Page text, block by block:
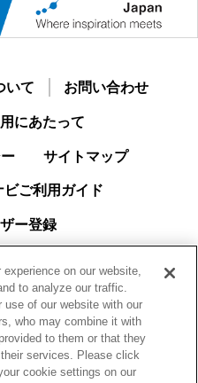
いて お問い合わせ
にあたって
サイトマップ
ご利用ガイド
ー登録
ベンションビューロー
on our website,
to analyze our traffic.
use of our website with our
who may combine it with
to them or that they
services. Please click
cookie settings on our